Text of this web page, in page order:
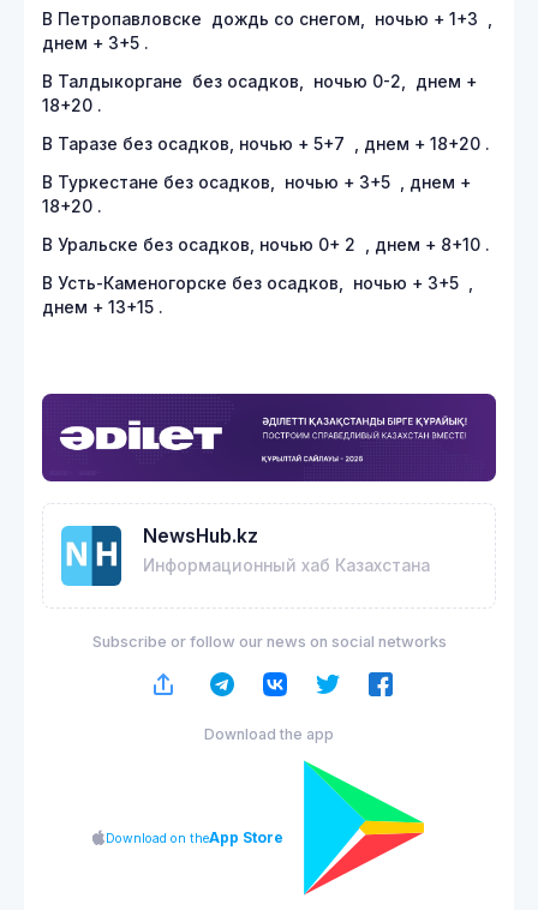
В Петропавловске дождь со снегом, ночью + 1+3 ,
днем + 3+5 .
В Талдыкоргане без осадков, ночью 0-2, днем +
18+20 .
В Таразе без осадков, ночью + 5+7 , днем + 18+20 .
В Туркестане без осадков, ночью + 3+5 , днем +
18+20 .
В Уральске без осадков, ночью 0+ 2 , днем + 8+10 .
В Усть-Каменогорске без осадков, ночью + 3+5 ,
днем + 13+15 .
NewsHub.kz
Информационный хаб Казахстана
Subscribe or follow our news on social networks
Download the app
Download on theApp Store